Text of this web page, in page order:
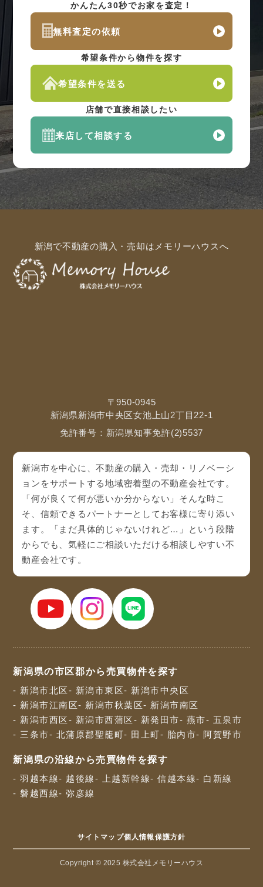
かんたん30秒でお家を査定！
無料査定の依頼
希望条件から物件を探す
希望条件を送る
店舗で直接相談したい
来店して相談する
新潟で不動産の購入・売却はメモリーハウスへ
〒950-0945
新潟県新潟市中央区女池上山2丁目22-1
免許番号：新潟県知事免許(2)5537
新潟市を中心に、不動産の購入・売却・リノベーシ
ョンをサポートする地域密着型の不動産会社です。
「何が良くて何が悪いか分からない」そんな時こ
そ、信頼できるパートナーとしてお客様に寄り添い
ます。「まだ具体的じゃないけれど…」という段階
からでも、気軽にご相談いただける相談しやすい不
動産会社です。
新潟県の市区郡から売買物件を探す
- 新潟市北区 - 新潟市東区- 新潟市中央区
- 新潟市江南区- 新潟市秋葉区- 新潟市南区
- 新潟市西区 - 新潟市西蒲区 - 新発田市- 燕市- 五泉市
- 三条市- 北蒲原郡聖籠町- 田上町- 胎内市- 阿賀野市
新潟県の沿線から売買物件を探す
- 羽越本線- 越後線- 上越新幹線- 信越本線- 白新線
- 磐越西線- 弥彦線
サイトマップ個人情報保護方針
Copyright © 2025 株式会社メモリーハウス